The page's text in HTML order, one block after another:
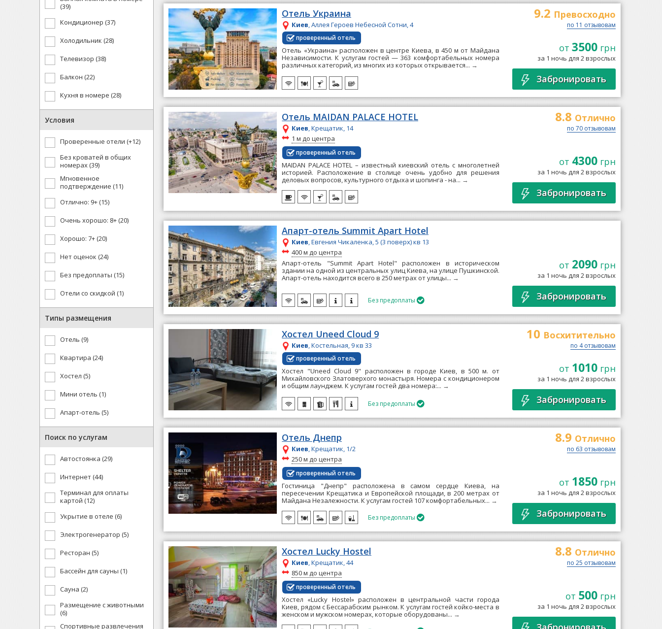
(39)
Кондиционер (37)
Холодильник (28)
Телевизор (38)
Балкон (22)
Кухня в номере (28)
Условия
Проверенные отели (+12)
Без кроватей в общих
номерах (39)
Мгновенное
подтверждение (11)
Отлично: 9+ (15)
Очень хорошо: 8+ (20)
Хорошо: 7+ (20)
Нет оценок (24)
Без предоплаты (15)
Отели со скидкой (1)
Типы размещения
Отель (9)
Квартира (24)
Хостел (5)
Мини отель (1)
Апарт-отель (5)
Поиск по услугам
Автостоянка (29)
Интернет (44)
Терминал для оплаты
картой (12)
Укрытие в отеле (6)
Электрогенератор (5)
Ресторан (5)
Бассейн для сауны (1)
Сауна (2)
Размещение с животными
(6)
Спортивные развлечения
Отель Украина
Киев, Аллея Героев Небесной Сотни, 4
проверенный отель
Отель «Украина» расположен в центре Киева, в 450 м от Майдана
Независимости. К услугам гостей — 363 комфортабельных номера
различных категорий, из многих из которых открывается... →
9.2 Превосходно
по 11 отзывовам
от 3500грн
за 1 ночь для 2 взрослых
Забронировать
Отель MAIDAN PALACE HOTEL
Киев, Крещатик, 14
~
1 м до центра
проверенный отель
MAIDAN PALACE HOTEL – известный киевский отель с многолетней
историей. Расположение в столице очень удобно для решения
деловых вопросов, культурного отдыха и шопинга - на... →
8.8 Отлично
по 70 отзывовам
от 4300грн
за 1 ночь для 2 взрослых
Забронировать
Апарт-отель Summit Apart Hotel
Киев, Евгения Чикаленка, 5 (3 поверх) кв 13
~
400 м до центра
Апарт-отель "Summit Apart Hotel" расположен в историческом
здании на одной из центральных улиц Киева, на улице Пушкинской.
Апарт-отель находится всего в 250 метрах от улицы... →
Без предоплаты
от 2090грн
за 1 ночь для 2 взрослых
Забронировать
Хостел Uneed Cloud 9
Киев, Костельная, 9 кв 33
проверенный отель
Хостел "Uneed Cloud 9" расположен в городе Киев, в 500 м. от
Михайловского Златоверхого монастыря. Номера с кондиционером
и общим лаунджем. К услугам гостей два номера:... →
Без предоплаты
10 Восхитительно
по 4 отзывовам
от 1010грн
за 1 ночь для 2 взрослых
Забронировать
Отель Днепр
Киев, Крещатик, 1/2
~
250 м до центра
проверенный отель
Гостиница "Днепр" расположена в самом сердце Киева, на
пересечении Крещатика и Европейской площади, в 200 метрах от
Майдана Незалежности. К услугам гостей 107 комфортабельных... →
Без предоплаты
8.9 Отлично
по 63 отзывовам
от 1850грн
за 1 ночь для 2 взрослых
Забронировать
Хостел Lucky Hostel
Киев, Крещатик, 44
~
850 м до центра
проверенный отель
Хостел «Lucky Hostel» расположен в центральной части города
Киев, рядом с Бессарабским рынком. К услугам гостей койко-места в
женском и мужском номерах, которые оборудованы... →
8.8 Отлично
по 25 отзывовам
от 500грн
за 1 ночь для 2 взрослых